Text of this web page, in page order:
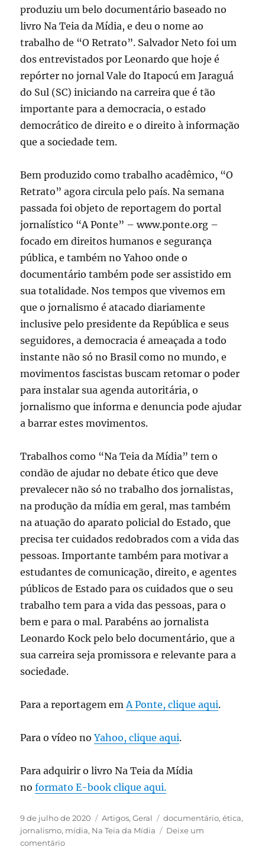
produziu um belo documentário baseado no
livro Na Teia da Mídia, e deu o nome ao
trabalho de “O Retrato”. Salvador Neto foi um
dos entrevistados por Leonardo que hoje é
repórter no jornal Vale do Itapocú em Jaraguá
do Sul (SC) iniciando na carreira que é tão
importante para a democracia, o estado
democrático de direito e o direito à informação
que a sociedade tem.
Bem produzido como trabalho acadêmico, “O
Retrato” agora circula pelo país. Na semana
passada foi objeto de reportagem do portal
jornalístico “A Ponte” – www.ponte.org –
focado em direitos humanos e segurança
pública, e também no Yahoo onde o
documentário também pode ser assistido em
sua totalidade. Nos tempos que vivemos em
que o jornalismo é atacado diariamente
inclusive pelo presidente da República e seus
seguidores, a democracia é ameaçada a todo
instante não só no Brasil como no mundo, e
movimentos fascistas buscam retomar o poder
para instalar sua agenda autoritária, o
jornalismo que informa e denuncia pode ajudar
a barrar estes movimentos.
Trabalhos como “Na Teia da Mídia” tem o
condão de ajudar no debate ético que deve
prevalecer não só no trabalho dos jornalistas,
na produção da mídia em geral, mas também
na atuação do aparato policial do Estado, que
precisa ter cuidados redobrados com a vida das
pessoas. Importante também para motivar a
estudantes de comunicação, direito, e agentes
públicos de Estado para os cuidados que o seu
trabalho tem para a vida das pessoas, para o
bem e para o mal. Parabéns ao jornalista
Leonardo Kock pelo belo documentário, que a
sua carreira seja promissora e relevante para a
sociedade.
Para a reportagem em A Ponte, clique aqui.
Para o vídeo noYahoo, clique aqui.
Para adquirir o livro Na Teia da Mídia
noformato E-book clique aqui.
Publicado
em
9 de julho de 2020 Categorias
Artigos,Geral Tags
documentário,ética,
jornalismo, mídia, Na Teia da Mídia
Deixe um
comentárioem